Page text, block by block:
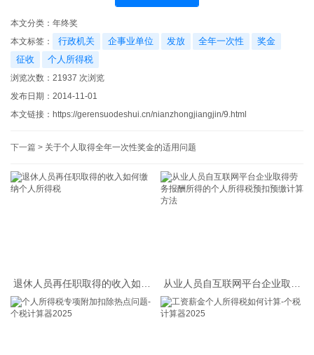
本文分类： 年终奖
本文标签：
行政机关 企事业单位 发放 全年一次性
奖金
征收
个人所得税
浏览次数： 21937 次浏览
发布日期：2014-11-01
本文链接： https://gerensuodeshui.cn/nianzhongjiangjin/9.html
下一篇 > 关于个人取得全年一次性奖金的适用问题
退休人员再任职取得的收入如何
从业人员自互联网平台企业取得
劳务报酬所得的个人所得税预扣
预缴计算方法